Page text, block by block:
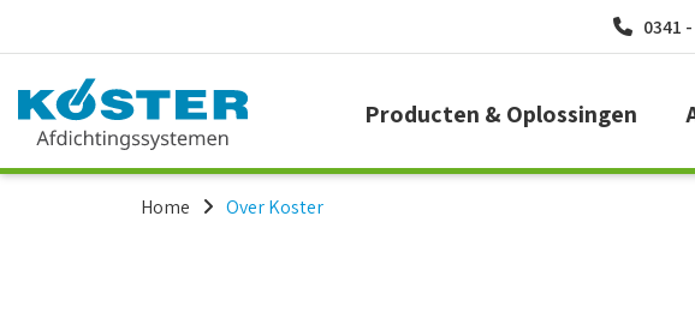
0341
Producten & Oplossingen
Home Over Koster